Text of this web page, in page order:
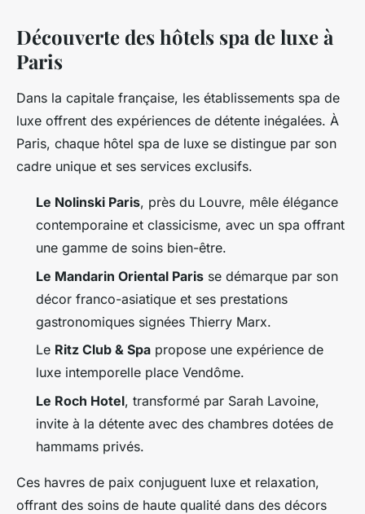
Découverte des hôtels spa de luxe à
Paris
Dans la capitale française, les établissements spa de
luxe offrent des expériences de détente inégalées. À
Paris, chaque hôtel spa de luxe se distingue par son
cadre unique et ses services exclusifs.
Le Nolinski Paris, près du Louvre, mêle élégance
contemporaine et classicisme, avec un spa offrant
une gamme de soins bien-être.
Le Mandarin Oriental Paris se démarque par son
décor franco-asiatique et ses prestations
gastronomiques signées Thierry Marx.
Le Ritz Club & Spa propose une expérience de
luxe intemporelle place Vendôme.
Le Roch Hotel, transformé par Sarah Lavoine,
invite à la détente avec des chambres dotées de
hammams privés.
Ces havres de paix conjuguent luxe et relaxation,
offrant des soins de haute qualité dans des décors